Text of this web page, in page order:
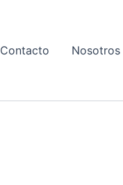
Contacto Nosotros